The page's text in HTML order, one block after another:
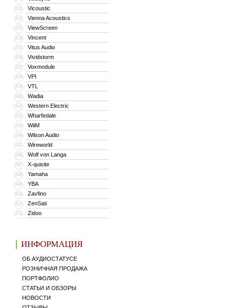
331 Vicoustic
332 Vienna Acoustics
333 ViewScreen
334 Vincent
335 Vitus Audio
336 Vividstorm
337 Voxmodule
338 VPI
339 VTL
340 Wadia
341 Western Electric
342 Wharfedale
343 WiiM
344 Wilson Audio
345 Wireworld
346 Wolf von Langa
347 X-quisite
348 Yamaha
349 YBA
350 Zavfino
351 ZenSati
352 Zidoo
ИНФОРМАЦИЯ
ОБ АУДИОСТАТУСЕ
РОЗНИЧНАЯ ПРОДАЖА
ПОРТФОЛИО
СТАТЬИ И ОБЗОРЫ
НОВОСТИ